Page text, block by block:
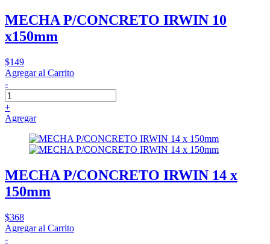
MECHA P/CONCRETO IRWIN 10
x150mm
$149
Agregar al Carrito
-
+
Agregar
MECHA P/CONCRETO IRWIN 14 x
150mm
$368
Agregar al Carrito
-